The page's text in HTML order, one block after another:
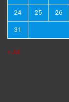
24 25 26
31
« Jul